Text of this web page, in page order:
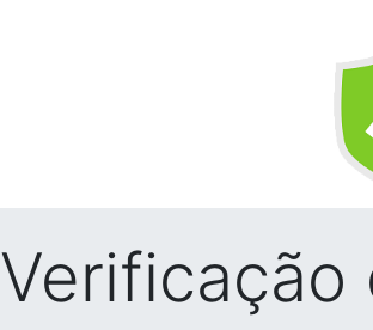
Verificação